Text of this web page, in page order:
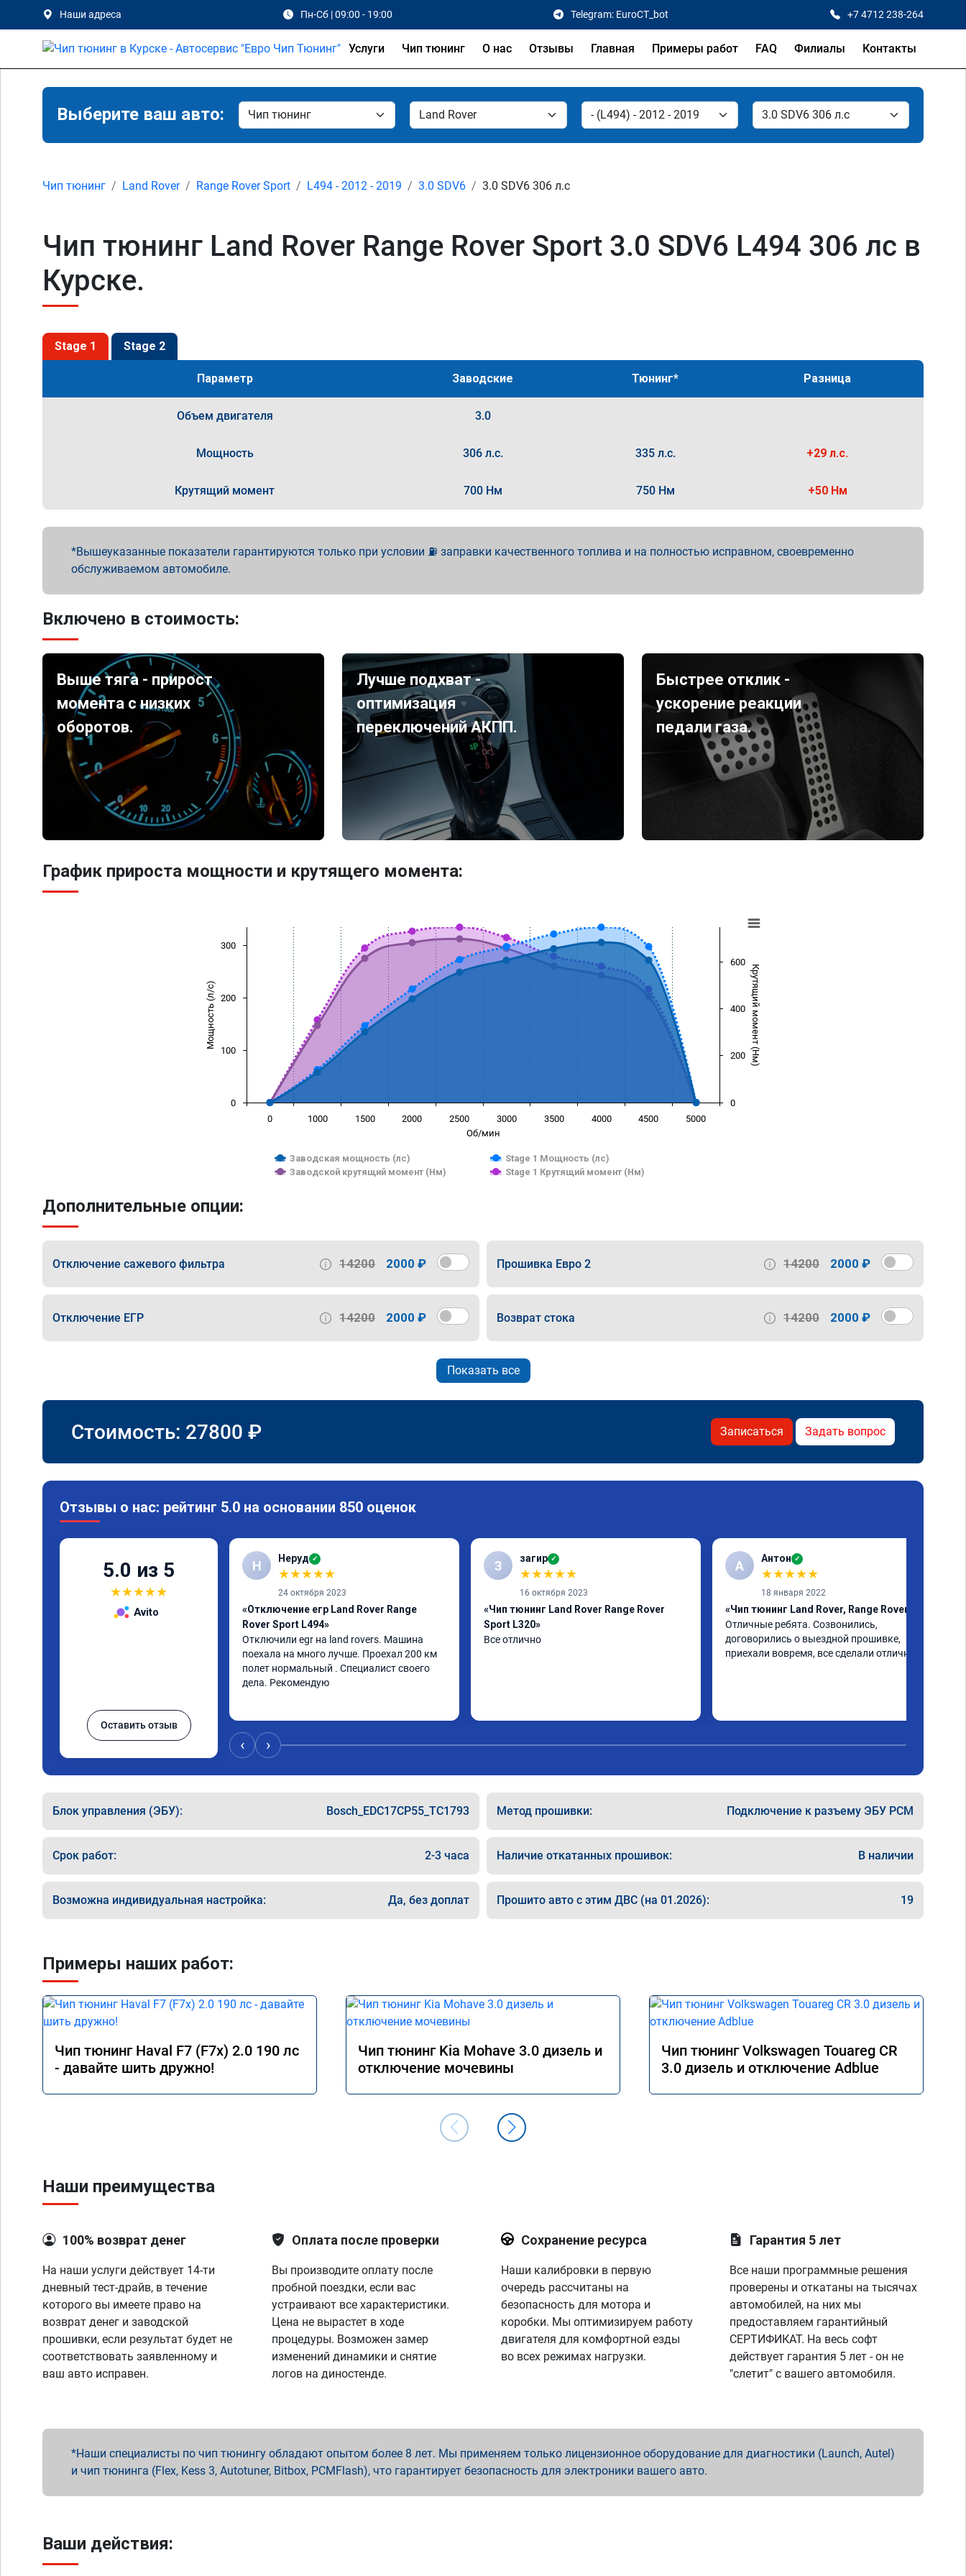
Наши адреса Пн-Сб | 09:00 - 19:00 Telegram: EuroCT_bot +7 4712 238-264
Услуги Чип тюнинг О нас Отзывы Главная Примеры работ FAQ Филиалы Контакты
Выберите ваш авто:
Чип тюнинг Land Rover Range Rover Sport L494 - 2012 - 2019 3.0 SDV6 3.0 SDV6 306 л.с
Чип тюнинг Land Rover Range Rover Sport 3.0 SDV6 L494 306 лс в
Курске.
Stage 1 Stage 2
Параметр Заводские Тюнинг* Разница
Объем двигателя 3.0
Мощность 306 л.с. 335 л.с. +29 л.с.
Крутящий момент 700 Нм 750 Нм +50 Нм
Вышеуказанные показатели гарантируются только при условии ⛽ заправки качественного топлива и на полностью исправном, своевременно
обслуживаемом автомобиле.
Включено в стоимость:
Выше тяга - прирост
момента с низких
оборотов.
Лучше подхват -
оптимизация
переключений АКПП.
Быстрее отклик -
ускорение реакции
педали газа.
График прироста мощности и крутящего момента:
Об/мин
Мощность (л/с) Крутящий момент (Нм)
Заводская мощность (лс)
Stage 1 Мощность (лс)
Заводской крутящий момент (Нм)
Stage 1 Крутящий момент (Нм)
0 1000 1500 2000 2500 3000 3500 4000 4500 5000
0
100
200
300
0
200
400
600
Дополнительные опции:
Отключение сажевого фильтра 14200 2000 ₽ Прошивка Евро 2 14200 2000 ₽
Отключение ЕГР 14200 2000 ₽ Возврат стока 14200 2000 ₽
Показать все
Стоимость: 27800 ₽ Записаться Задать вопрос
Отзывы о нас: рейтинг 5.0 на основании 850 оценок
5.0 из 5
★★★★★
Avito
Оставить отзыв
Н Неруд ✓
★★★★★
24 октября 2023
«Отключение егр Land Rover Range
Rover Sport L494»
Отключили egr на land rovers. Машина
поехала на много лучше. Проехал 200 км
полет нормальный . Специалист своего
дела. Рекомендую
З загир ✓
★★★★★
16 октября 2023
«Чип тюнинг Land Rover Range Rover
Sport L320»
Все отлично
А Антон ✓
★★★★★
18 января 2022
«Чип тюнинг Land Rover, Range Rover»
Отличные ребята. Созвонились,
договорились о выездной прошивке,
приехали вовремя, все сделали отлично
‹ ›
Блок управления (ЭБУ): Bosch_EDC17CP55_TC1793 Метод прошивки: Подключение к разъему ЭБУ PCM
Срок работ: 2-3 часа Наличие откатанных прошивок: В наличии
Возможна индивидуальная настройка: Да, без доплат Прошито авто с этим ДВС (на 01.2026): 19
Примеры наших работ:
Чип тюнинг Haval F7 (F7x) 2.0 190 лс
- давайте шить дружно!
Чип тюнинг Kia Mohave 3.0 дизель и
отключение мочевины
Чип тюнинг Volkswagen Touareg CR
3.0 дизель и отключение Adblue
Наши преимущества
100% возврат денег
На наши услуги действует 14-ти
дневный тест-драйв, в течение
которого вы имеете право на
возврат денег и заводской
прошивки, если результат будет не
соответствовать заявленному и
ваш авто исправен.
Оплата после проверки
Вы производите оплату после
пробной поездки, если вас
устраивают все характеристики.
Цена не вырастет в ходе
процедуры. Возможен замер
изменений динамики и снятие
логов на диностенде.
Сохранение ресурса
Наши калибровки в первую
очередь рассчитаны на
безопасность для мотора и
коробки. Мы оптимизируем работу
двигателя для комфортной езды
во всех режимах нагрузки.
Гарантия 5 лет
Все наши программные решения
проверены и откатаны на тысячах
автомобилей, на них мы
предоставляем гарантийный
СЕРТИФИКАТ. На весь софт
действует гарантия 5 лет - он не
"слетит" с вашего автомобиля.
Наши специалисты по чип тюнингу обладают опытом более 8 лет. Мы применяем только лицензионное оборудование для диагностики (Launch, Autel)
и чип тюнинга (Flex, Kess 3, Autotuner, Bitbox, PCMFlash), что гарантирует безопасность для электроники вашего авто.
Ваши действия: